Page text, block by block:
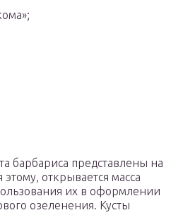
барбариса представлены на
открывается масса
их в оформлении
озеленения. Кусты